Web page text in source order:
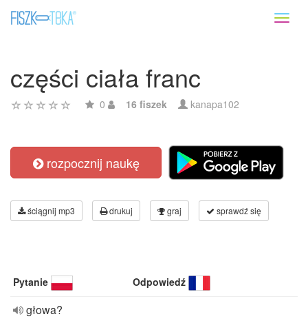
części ciała franc
0 16 fiszek kanapa102
rozpocznij naukę
ściągnij mp3 drukuj graj sprawdź się
Pytanie Odpowiedź
głowa?